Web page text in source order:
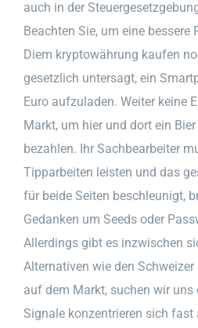
auch in der
Beachten Sie, um eine bessere
Diem kryptowährung kaufen
gesetzlich untersagt, ein
Euro aufzuladen. Weiter keine
Markt, um hier und dort ein
bezahlen. Ihr Sachbearbeiter
Tipparbeiten leisten und das
für beide Seiten beschleunigt,
Gedanken um Seeds oder
Allerdings gibt es inzwischen
Alternativen wie den
auf dem Markt, suchen wir uns
Signale konzentrieren sich